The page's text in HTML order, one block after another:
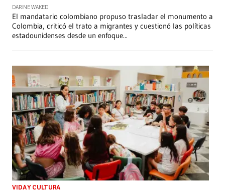
DARINE WAKED
El mandatario colombiano propuso trasladar el monumento a
Colombia, criticó el trato a migrantes y cuestionó las políticas
estadounidenses desde un enfoque...
VIDA Y CULTURA